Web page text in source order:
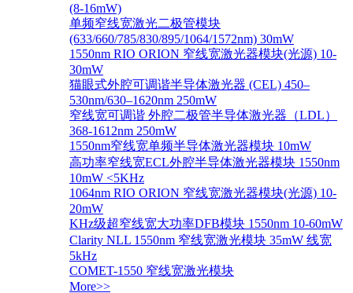
(8-16mW)
单频窄线宽激光二极管模块
(633/660/785/830/895/1064/1572nm) 30mW
1550nm RIO ORION 窄线宽激光器模块(光源) 10-
30mW
猫眼式外腔可调谐半导体激光器 (CEL) 450–
530nm/630–1620nm 250mW
窄线宽可调谐 外腔二极管半导体激光器（LDL）
368-1612nm 250mW
1550nm窄线宽单频半导体激光器模块 10mW
高功率窄线宽ECL外腔半导体激光器模块 1550nm
10mW <5KHz
1064nm RIO ORION 窄线宽激光器模块(光源) 10-
20mW
KHz级超窄线宽大功率DFB模块 1550nm 10-60mW
Clarity NLL 1550nm 窄线宽激光模块 35mW 线宽
5kHz
COMET-1550 窄线宽激光模块
More>>